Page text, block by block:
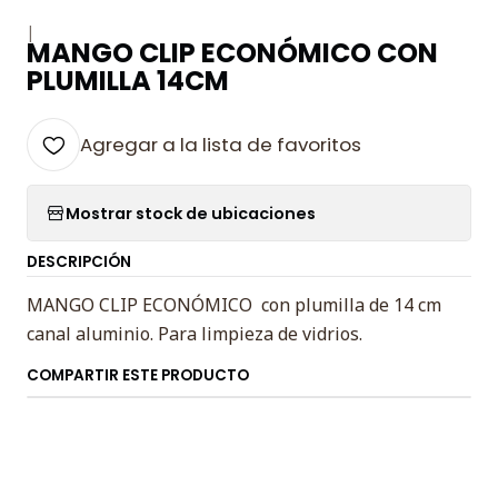
|
MANGO CLIP ECONÓMICO CON
PLUMILLA 14CM
Agregar a la lista de favoritos
Mostrar stock de ubicaciones
DESCRIPCIÓN
MANGO CLIP ECONÓMICO con plumilla de 14 cm
canal aluminio. Para limpieza de vidrios.
COMPARTIR ESTE PRODUCTO